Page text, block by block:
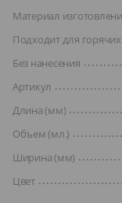
Материал
Без нанесения
Артикул
Длина (мм)
Объем (мл.)
Ширина (мм)
Цвет